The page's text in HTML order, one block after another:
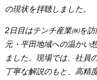
の現状を拝聴しました。
2日目はテンチ産業㈱を
元・平田地域への温かい
ました。現場では、社員
丁寧な解説のもと、高精